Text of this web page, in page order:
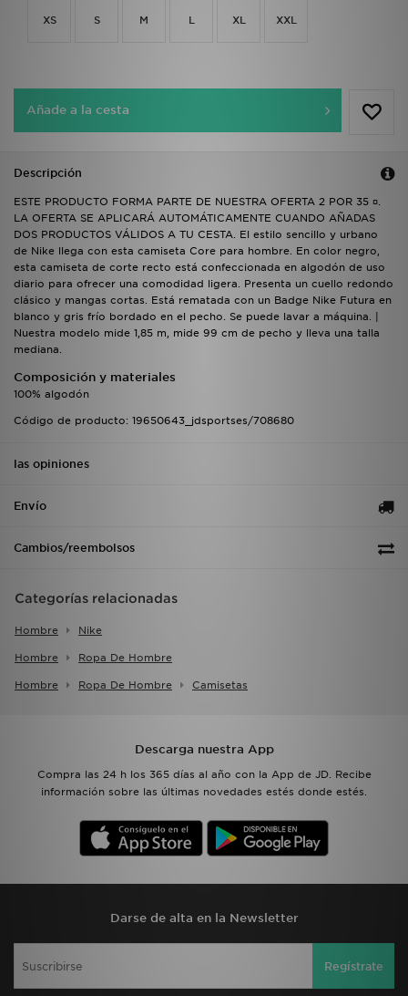
XS S M L XL XXL
Añade a la cesta
Descripción
ESTE PRODUCTO FORMA PARTE DE NUESTRA OFERTA 2 POR 35 ¤.
LA OFERTA SE APLICARÁ AUTOMÁTICAMENTE CUANDO AÑADAS
DOS PRODUCTOS VÁLIDOS A TU CESTA. El estilo sencillo y urbano
de Nike llega con esta camiseta Core para hombre. En color negro,
esta camiseta de corte recto está confeccionada en algodón de uso
diario para ofrecer una comodidad ligera. Presenta un cuello redondo
clásico y mangas cortas. Está rematada con un Badge Nike Futura en
blanco y gris frío bordado en el pecho. Se puede lavar a máquina. |
Nuestra modelo mide 1,85 m, mide 99 cm de pecho y lleva una talla
mediana.
Composición y materiales
100% algodón
Código de producto: 19650643_jdsportses/708680
las opiniones
Envío
Cambios/reembolsos
Categorías relacionadas
Hombre Nike
Hombre Ropa De Hombre
Hombre Ropa De Hombre Camisetas
Descarga nuestra App
Compra las 24 h los 365 días al año con la App de JD. Recibe
información sobre las últimas novedades estés donde estés.
Darse de alta en la Newsletter
Regístrate